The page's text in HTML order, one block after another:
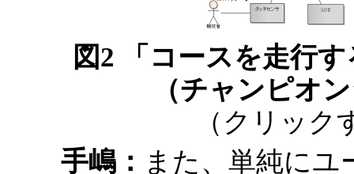
図2 「コースを走行
（チャンピオ
（クリッ
手嶋： また、単純にユ